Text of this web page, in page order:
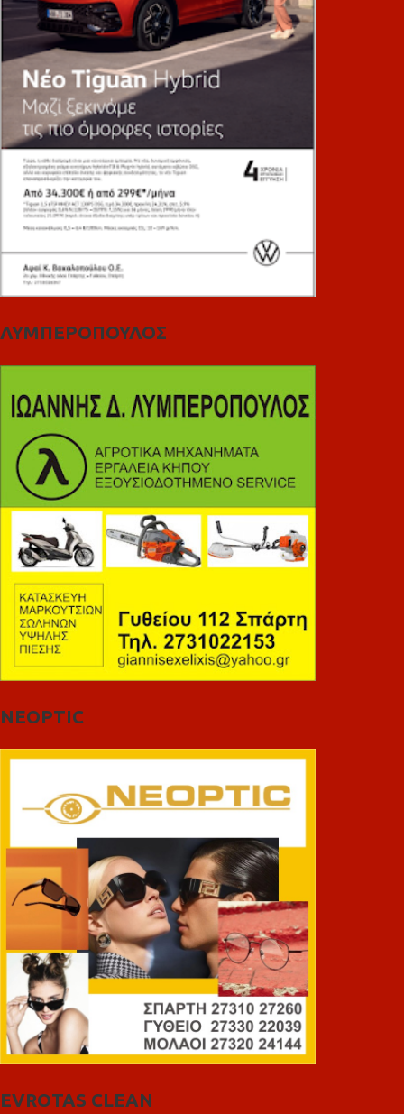
ΛΥΜΠΕΡΟΠΟΥΛΟΣ
NEOPTIC
EVROTAS CLEAN